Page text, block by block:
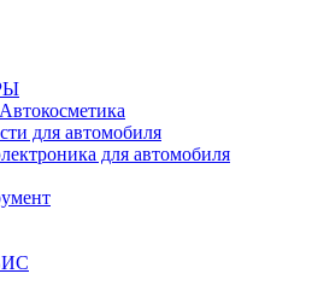
для автомобиля
для автомобиля